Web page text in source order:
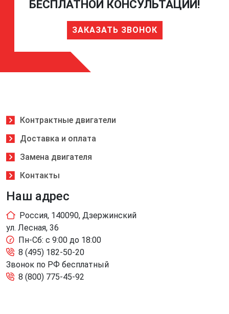
БЕСПЛАТНОЙ КОНСУЛЬТАЦИИ!
ЗАКАЗАТЬ ЗВОНОК
Контрактные двигатели
Доставка и оплата
Замена двигателя
Контакты
Наш адрес
Россия, 140090, Дзержинский
ул. Лесная, 36
Пн-Сб: с 9:00 до 18:00
8 (495) 182-50-20
Звонок по РФ бесплатный
8 (800) 775-45-92